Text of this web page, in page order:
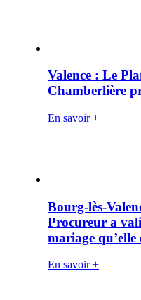
Valence : Le
Chamberlière
En savoir +
Bourg-lès-
Procureur a
mariage qu’elle
En savoir +